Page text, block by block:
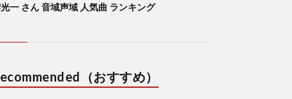
一 さん 音域声域 人気曲 ランキング
（おすすめ）